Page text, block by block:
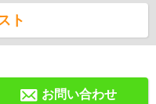
ト
お問い合わせ